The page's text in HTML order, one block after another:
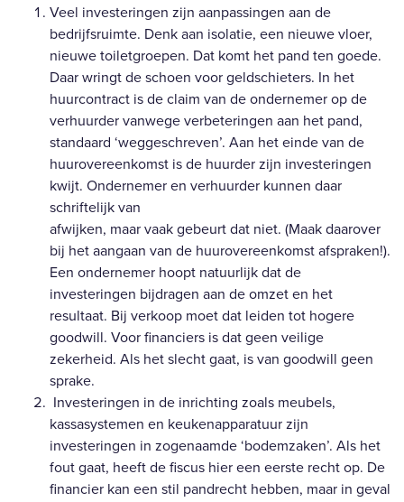
Veel investeringen zijn aanpassingen aan de
bedrijfsruimte. Denk aan isolatie, een nieuwe vloer,
nieuwe toiletgroepen. Dat komt het pand ten goede.
Daar wringt de schoen voor geldschieters. In het
huurcontract is de claim van de ondernemer op de
verhuurder vanwege verbeteringen aan het pand,
standaard ‘weggeschreven’. Aan het einde van de
huurovereenkomst is de huurder zijn investeringen
kwijt. Ondernemer en verhuurder kunnen daar
schriftelijk van
afwijken, maar vaak gebeurt dat niet. (Maak daarover
bij het aangaan van de huurovereenkomst afspraken!).
Een ondernemer hoopt natuurlijk dat de
investeringen bijdragen aan de omzet en het
resultaat. Bij verkoop moet dat leiden tot hogere
goodwill. Voor financiers is dat geen veilige
zekerheid. Als het slecht gaat, is van goodwill geen
sprake.
Investeringen in de inrichting zoals meubels,
kassasystemen en keukenapparatuur zijn
investeringen in zogenaamde ‘bodemzaken’. Als het
fout gaat, heeft de fiscus hier een eerste recht op. De
financier kan een stil pandrecht hebben, maar in geval